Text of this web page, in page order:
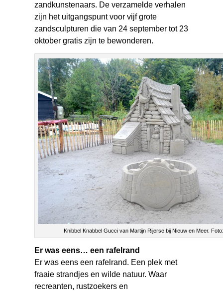
zandkunstenaars. De verzamelde verhalen
zijn het uitgangspunt voor vijf grote
zandsculpturen die van 24 september tot 23
oktober gratis zijn te bewonderen.
Knibbel Knabbel Gucci van Martijn Rijerse bij Nieuw en Meer.
Er was eens… een rafelrand
Er was eens een rafelrand. Een plek met
fraaie strandjes en wilde natuur. Waar
recreanten, rustzoekers en